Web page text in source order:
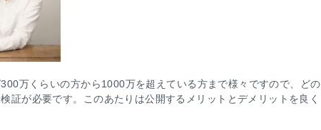
万くらいの方から1000万を超えている方まで様々ですので、どの
証が必要です。このあたりは公開するメリットとデメリットを良く